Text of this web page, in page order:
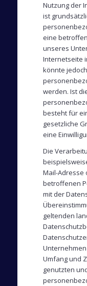
Nutzung der
ist
eine
unseres
Internetseite
könnte
werden. Ist
besteht für
gesetzliche
eine
Die
Mail-Adresse
betroffenen
mit der
geltenden
Umfang und
genutzten